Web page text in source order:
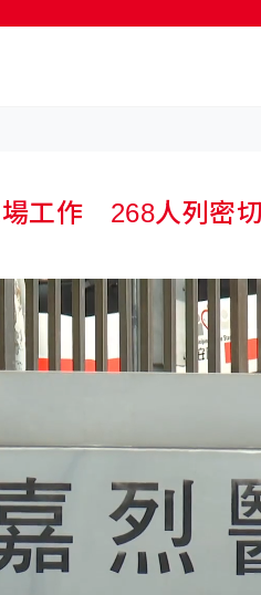
工作 268人列密